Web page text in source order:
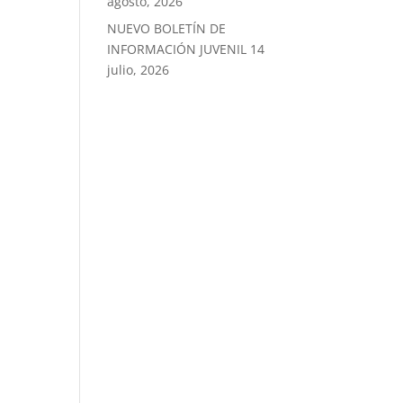
NUEVO BOLETÍN DE
INFORMACIÓN JUVENIL 14
julio, 2026